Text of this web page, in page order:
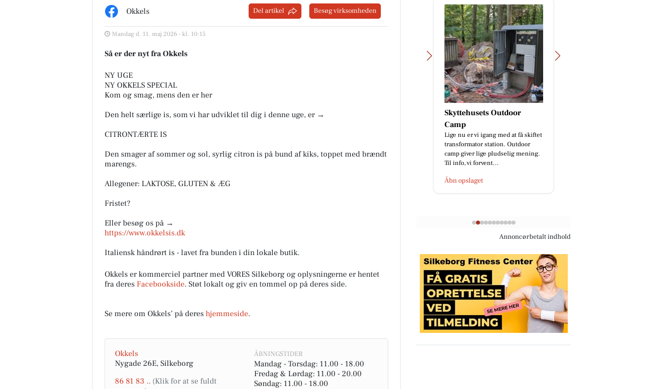
Okkels Del artikel Besøg virksomheden
Mandag d. 11. maj 2026 - kl. 10:15
Så er der nyt fra Okkels
NY UGE
NY OKKELS SPECIAL
Kom og smag, mens den er her
Den helt særlige is, som vi har udviklet til dig i denne uge, er →
CITRONTÆRTE IS
Den smager af sommer og sol, syrlig citron is på bund af kiks, toppet med brændt
marengs.
Allegener: LAKTOSE, GLUTEN & ÆG
Fristet?
Eller besøg os på →
https://www.okkelsis.dk
Italiensk håndrørt is - lavet fra bunden i din lokale butik.
Okkels er kommerciel partner med VORES Silkeborg og oplysningerne er hentet
fra deres Facebookside. Støt lokalt og giv en tommel op på deres side.
Se mere om Okkels’ på deres hjemmeside.
Okkels
Nygade 26E, Silkeborg
86 81 83 ..
ÅBNINGSTIDER
Mandag - Torsdag: 11.00 - 18.00
Fredag & Lørdag: 11.00 - 20.00
Søndag: 11.00 - 18.00
FOA Silkeborg-
Flere ældre pr. medarbejder
Antallet af ældre borgere pr.
Skyttehusets Outdoor
camp giver lige pludselig mening.
BP Green Garden
🌿Skal hækken stå skarpt? Kontant
os på 91 96 76 97📞 eller send en
besked.🌿
Åbn opslaget
Annoncørbetalt indhold